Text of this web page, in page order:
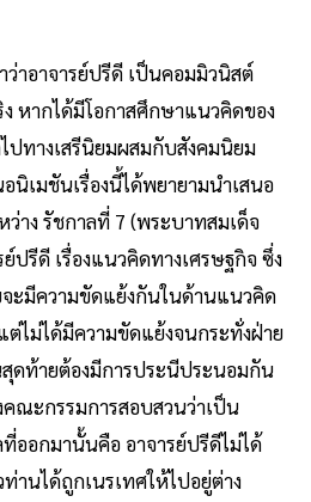
ว่าอาจารย์ปรีดี เป็นคอมมิวนิสต์
ง หากได้มีโอกาสศึกษาแนวคิดของ
ทางเสรีนิยมผสมกับสังคมนิยม
นิเมชันเรื่องนี้ได้พยายามนำเสนอ
าง รัชกาลที่ 7 (พระบาทสมเด็จ
ปรีดี เรื่องแนวคิดทางเศรษฐกิจ ซึ่ง
จะมีความขัดแย้งกันในด้านแนวคิด
ต่ไม่ได้มีความขัดแย้งจนกระทั่งฝ่าย
ดท้ายต้องมีการประนีประนอมกัน
ณะกรรมการสอบสวนว่าเป็น
ออกมานั้นคือ อาจารย์ปรีดีไม่ได้
านได้ถูกเนรเทศให้ไปอยู่ต่าง